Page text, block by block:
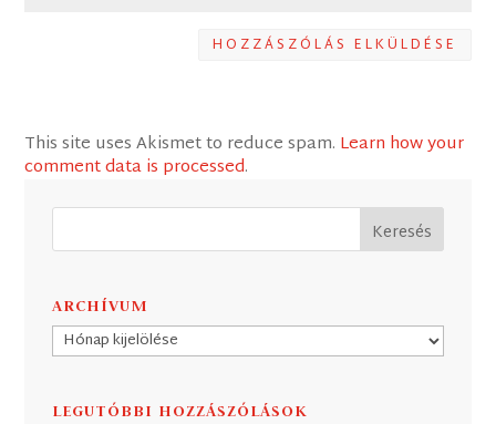
HOZZÁSZÓLÁS ELKÜLDÉSE
This site uses Akismet to reduce spam. Learn how your
comment data is processed.
ARCHÍVUM
Archívum
LEGUTÓBBI HOZZÁSZÓLÁSOK